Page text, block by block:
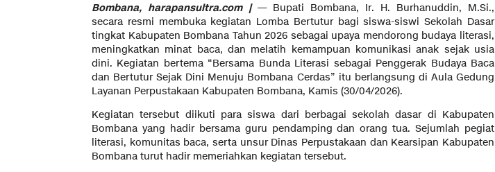
Bombana, harapansultra.com | — Bupati Bombana, Ir. H. Burhanuddin, M.Si.,
secara resmi membuka kegiatan Lomba Bertutur bagi siswa-siswi Sekolah Dasar
tingkat Kabupaten Bombana Tahun 2026 sebagai upaya mendorong budaya literasi,
meningkatkan minat baca, dan melatih kemampuan komunikasi anak sejak usia
dini. Kegiatan bertema “Bersama Bunda Literasi sebagai Penggerak Budaya Baca
dan Bertutur Sejak Dini Menuju Bombana Cerdas” itu berlangsung di Aula Gedung
Layanan Perpustakaan Kabupaten Bombana, Kamis (30/04/2026).
Kegiatan tersebut diikuti para siswa dari berbagai sekolah dasar di Kabupaten
Bombana yang hadir bersama guru pendamping dan orang tua. Sejumlah pegiat
literasi, komunitas baca, serta unsur Dinas Perpustakaan dan Kearsipan Kabupaten
Bombana turut hadir memeriahkan kegiatan tersebut.